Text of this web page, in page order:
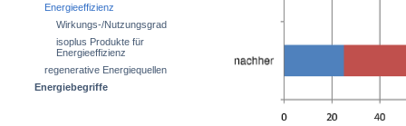
Energieeffizienz
Wirkungs-/Nutzungsgrad
isoplus Produkte für
Energieeffizienz
regenerative Energiequellen
Energiebegriffe